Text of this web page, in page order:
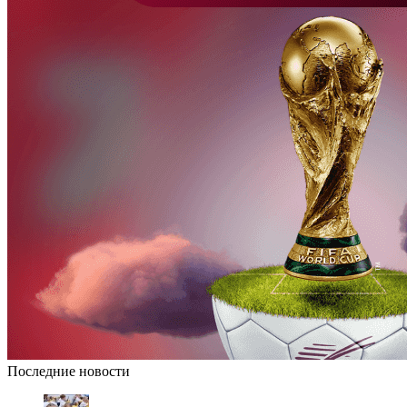
Последние новости